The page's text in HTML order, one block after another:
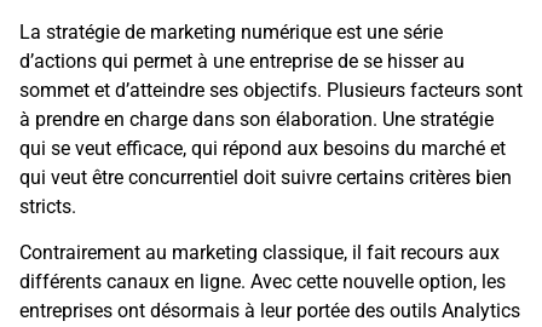
La stratégie de marketing numérique est une série
d’actions qui permet à une entreprise de se hisser au
sommet et d’atteindre ses objectifs. Plusieurs facteurs sont
à prendre en charge dans son élaboration. Une stratégie
qui se veut efficace, qui répond aux besoins du marché et
qui veut être concurrentiel doit suivre certains critères bien
stricts.
Contrairement au marketing classique, il fait recours aux
différents canaux en ligne. Avec cette nouvelle option, les
entreprises ont désormais à leur portée des outils Analytics